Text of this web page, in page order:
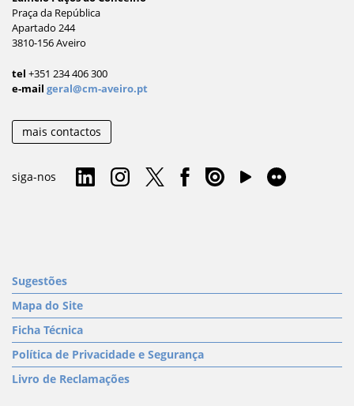
Praça da República
Apartado 244
3810-156 Aveiro
tel +351 234 406 300
e-mail geral@cm-aveiro.pt
mais contactos
siga-nos
Sugestões
Mapa do Site
Ficha Técnica
Política de Privacidade e Segurança
Livro de Reclamações